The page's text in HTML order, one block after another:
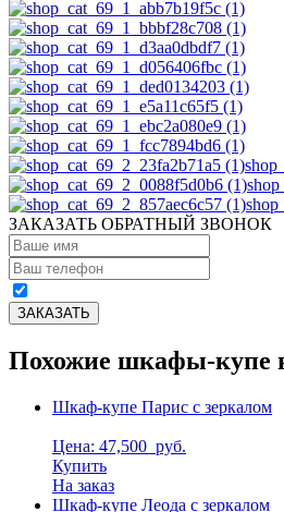
ЗАКАЗАТЬ ОБРАТНЫЙ ЗВОНОК
Похожие шкафы-купе
Шкаф-купе Парис с зеркалом
Цена: 47,500 руб.
Купить
На заказ
Шкаф-купе Леода с зеркалом